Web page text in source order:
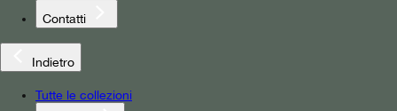
Contatti
Indietro
Tutte le collezioni